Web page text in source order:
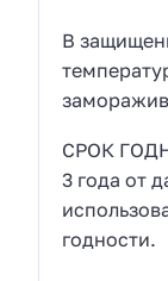
В
СРОК
3 года от
годности.